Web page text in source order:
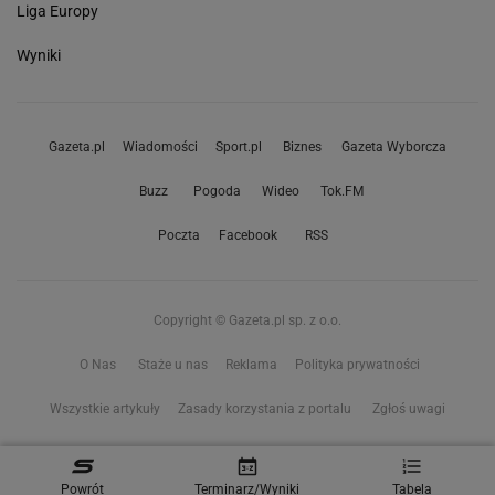
Powrót Terminarz/Wyniki Tabela
Liga Europy
Wyniki
Gazeta.pl Wiadomości Sport.pl Biznes Gazeta Wyborcza
Buzz Pogoda Wideo Tok.FM
Poczta Facebook RSS
Copyright © Gazeta.pl sp. z o.o.
O Nas Staże u nas Reklama Polityka prywatności
Wszystkie artykuły Zasady korzystania z portalu Zgłoś uwagi